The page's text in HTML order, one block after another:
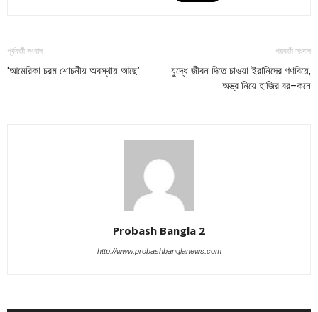
পূর্ববর্তী সংবাদ
‘আমেরিকা চরম শোচনীয় অবস্থায় আছে’
পরবর্তী সংবাদ
যুদ্ধে জীবন দিতে চাওয়া ইরানিদের গণবিয়ে,
অস্ত্র নিয়ে হাজির বর–কনে
Probash Bangla 2
http://www.probashbanglanews.com